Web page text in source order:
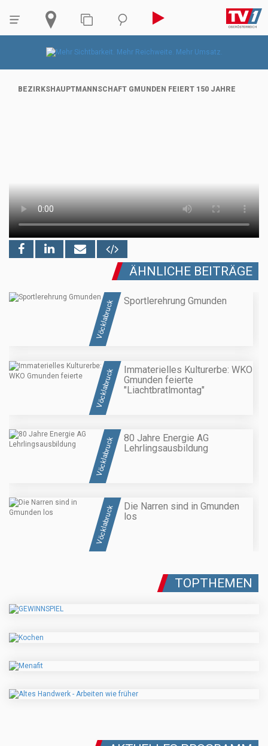
BEZIRKSHAUPTMANNSCHAFT GMUNDEN FEIERT 150 JAHRE
ÄHNLICHE BEITRÄGE
Vöcklabruck Sportlerehrung Gmunden
Vöcklabruck
Immaterielles Kulturerbe: WKO
Gmunden feierte
"Liachtbratlmontag"
Vöcklabruck
80 Jahre Energie AG
Lehrlingsausbildung
Vöcklabruck
Die Narren sind in Gmunden
los
TOPTHEMEN